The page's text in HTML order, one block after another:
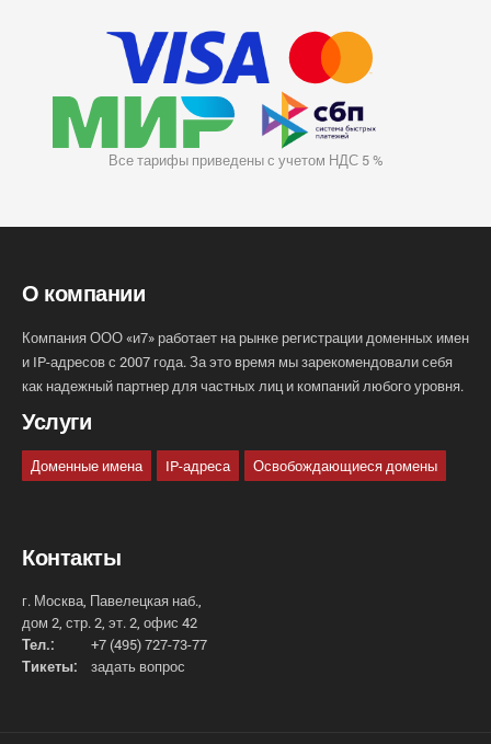
Все тарифы приведены с учетом НДС 5 %
О компании
Компания ООО «и7» работает на рынке регистрации доменных имен
и IP-адресов с 2007 года. За это время мы зарекомендовали себя
как надежный партнер для частных лиц и компаний любого уровня.
Услуги
Доменные имена IP-адреса Освобождающиеся домены
Контакты
г. Москва, Павелецкая наб.,
дом 2, стр. 2, эт. 2, офис 42
Тел.:
+7 (495) 727-73-77
Тикеты:
задать вопрос